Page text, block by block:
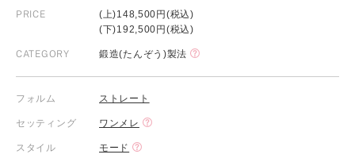
PRICE
(上)148,500円(税込)
(下)192,500円(税込)
CATEGORY 鍛造(たんぞう)製法
フォルム ストレート
セッティング ワンメレ
スタイル モード